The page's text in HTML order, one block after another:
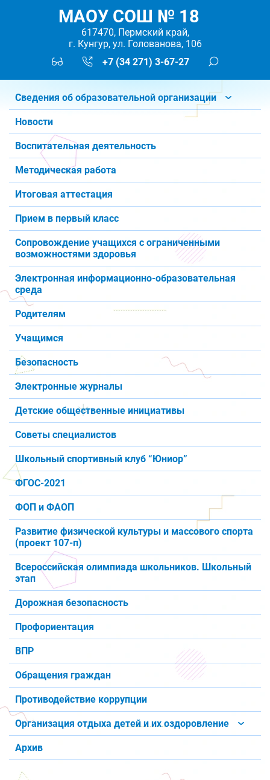
МАОУ СОШ № 18
617470, Пермский край,
г. Кунгур, ул. Голованова, 106
+7 (34 271) 3-67-27
Сведения об образовательной организации
Новости
Воспитательная деятельность
Методическая работа
Итоговая аттестация
Прием в первый класс
Сопровождение учащихся с ограниченными
возможностями здоровья
Электронная информационно-образовательная
среда
Родителям
Учащимся
Безопасность
Электронные журналы
Детские общественные инициативы
Советы специалистов
Школьный спортивный клуб “Юниор”
ФГОС-2021
ФОП и ФАОП
Развитие физической культуры и массового спорта
(проект 107-п)
Всероссийская олимпиада школьников. Школьный
этап
Дорожная безопасность
Профориентация
ВПР
Обращения граждан
Противодействие коррупции
Организация отдыха детей и их оздоровление
Архив